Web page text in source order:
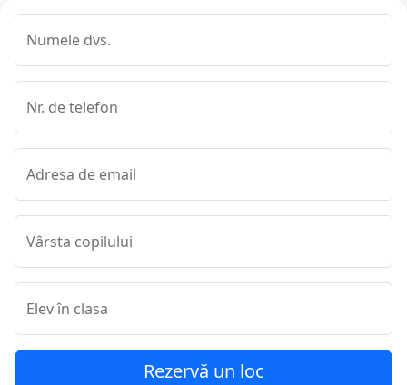
Numele dvs.
Nr. de telefon
Adresa de email
Vârsta copilului
Elev în clasa
Rezervă un loc